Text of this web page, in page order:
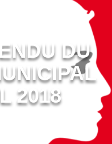
DU
2018